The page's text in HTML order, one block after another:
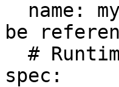
be
spec: